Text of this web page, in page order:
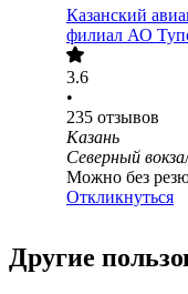
Казанский
филиал АО
3.6
•
235 отзывов
Казань
Северный
Можно без
Откликнуться
Другие